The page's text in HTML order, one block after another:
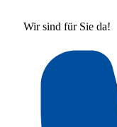
Wir sind für Sie da!